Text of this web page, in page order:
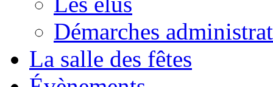
Démarches
La salle des fêtes